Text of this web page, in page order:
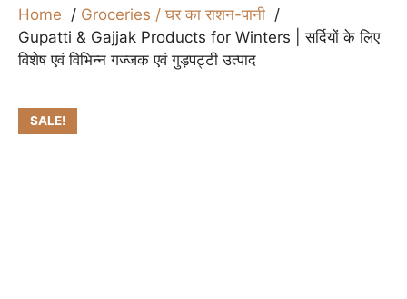
Home
Groceries / घर का राशन-पानी
Gupatti & Gajjak Products for Winters | सर्दियों के लिए
विशेष एवं विभिन्न गज्जक एवं गुड़पट्टी उत्पाद
SALE!